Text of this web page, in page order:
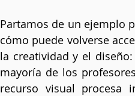
Partamos de un ejemplo
cómo puede volverse
la creatividad y el
mayoría de los
recurso visual procesa